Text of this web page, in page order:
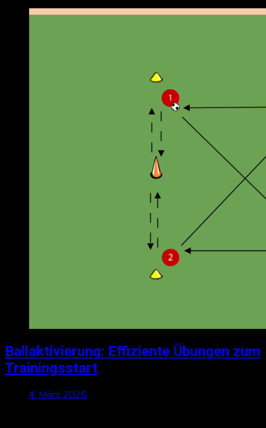
Ballaktivierung: Effiziente Übungen zum
Trainingsstart
4. März 2025